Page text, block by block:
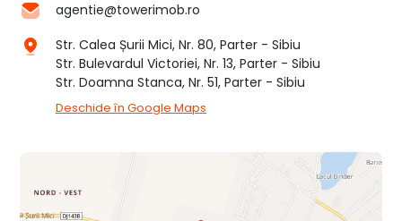
agentie@towerimob.ro
Str. Calea Șurii Mici, Nr. 80, Parter - Sibiu
Str. Bulevardul Victoriei, Nr. 13, Parter - Sibiu
Str. Doamna Stanca, Nr. 51, Parter - Sibiu
Deschide în Google Maps